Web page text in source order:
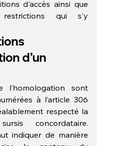
d'accès ainsi que
restrictions qui s'y
d’un
l’homologation sont
à l’article 306
respecté la
concordataire.
indiquer de manière